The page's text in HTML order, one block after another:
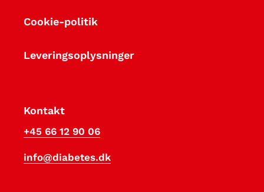
Cookie-politik
Leveringsoplysninger
Kontakt
+45 66 12 90 06
info@diabetes.dk